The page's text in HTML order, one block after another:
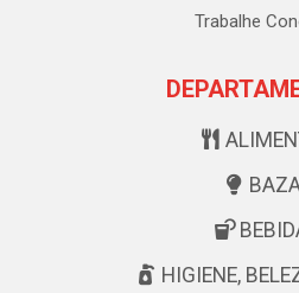
Trabalhe
HIGIENE,